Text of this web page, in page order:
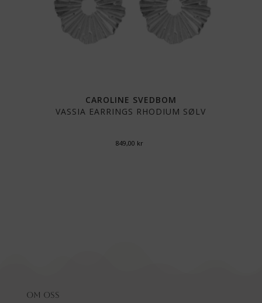
CAROLINE SVEDBOM
VASSIA EARRINGS RHODIUM SØLV
849,00 kr
Om oss